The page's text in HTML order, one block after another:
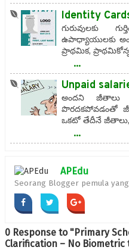
Identity
గురువులకు
ఉపాధ్యాయులకు
ప్రాథమిక,
...
Unpaid
అందని జీతాలు
పొరదకపోవడంతో
ఒకటో తేదీనే జీతాలు,
...
APEdu
Seorang Blogger pemula
0 Response to "Primary
Clarification – No Biometric